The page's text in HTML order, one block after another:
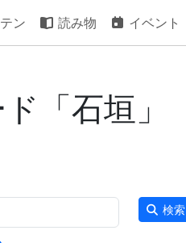
ン 読み物 イベント
「石垣」
検索